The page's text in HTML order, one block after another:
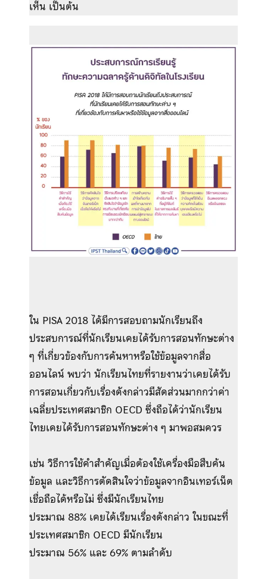
เห็น เป็นต้น
ใน PISA 2018 ได้มีการสอบถามนักเรียนถึง
ประสบการณ์ที่นักเรียนเคยได้รับการสอนทักษะต่าง
ๆ ที่เกี่ยวข้องกับการค้นหาหรือใช้ข้อมูลจากสื่อ
ออนไลน์ พบว่า นักเรียนไทยที่รายงานว่าเคยได้รับ
การสอนเกี่ยวกับเรื่องดังกล่าวมีสัดส่วนมากกว่าค่า
เฉลี่ยประเทศสมาชิก OECD ซึ่งถือได้ว่านักเรียน
ไทยเคยได้รับการสอนทักษะต่าง ๆ มาพอสมควร
เช่น วิธีการใช้คำสำคัญเมื่อต้องใช้เครื่องมือสืบค้น
ข้อมูล และวิธีการตัดสินใจว่าข้อมูลจากอินเทอร์เน็ต
เชื่อถือได้หรือไม่ ซึ่งมีนักเรียนไทย
ประมาณ 88% เคยได้เรียนเรื่องดังกล่าว ในขณะที่
ประเทศสมาชิก OECD มีนักเรียน
ประมาณ 56% และ 69% ตามลำดับ